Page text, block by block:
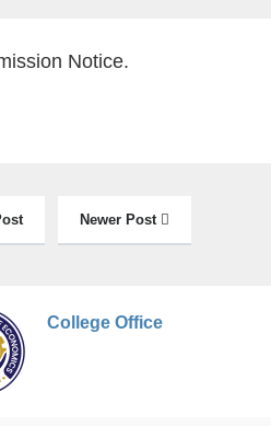
Notice.
Newer Post
College Office